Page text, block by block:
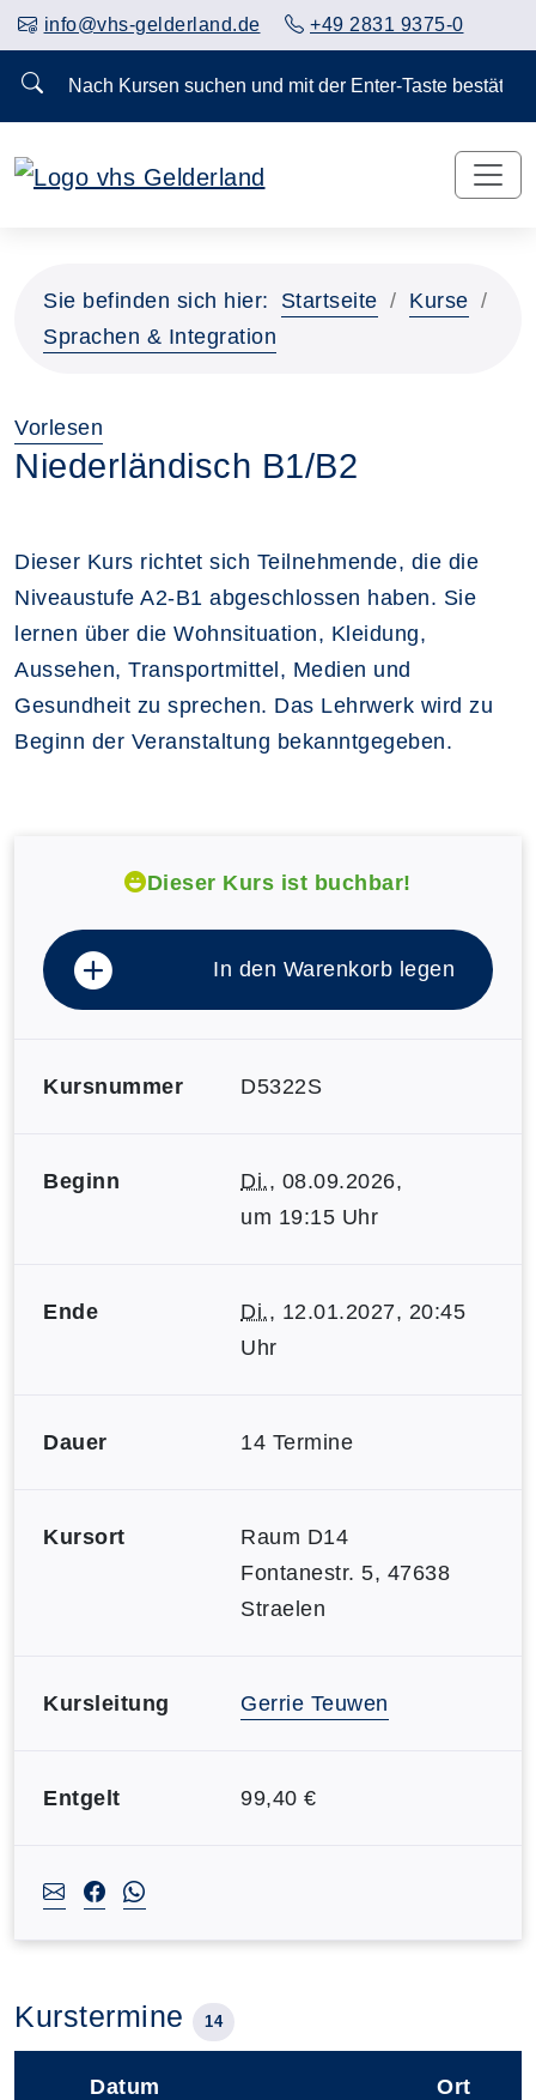
info@vhs-gelderland.de +49 2831 9375-0
Nach Kursen suchen und mit der Enter-Taste
Sie befinden sich hier: Startseite
Kurse
Sprachen & Integration
Vorlesen
Niederländisch B1/B2
Dieser Kurs richtet sich Teilnehmende, die die
Niveaustufe A2-B1 abgeschlossen haben. Sie
lernen über die Wohnsituation, Kleidung,
Aussehen, Transportmittel, Medien und
Gesundheit zu sprechen. Das Lehrwerk wird zu
Beginn der Veranstaltung bekanntgegeben.
Dieser Kurs ist buchbar!
In den Warenkorb legen
Kursnummer D5322S
Beginn Di., 08.09.2026,
um 19:15 Uhr
Ende Di., 12.01.2027, 20:45
Uhr
Dauer 14 Termine
Kursort
Raum D14
Fontanestr. 5, 47638
Straelen
Kursleitung Gerrie Teuwen
Entgelt 99,40 €
Kurstermine 14
Datum Ort